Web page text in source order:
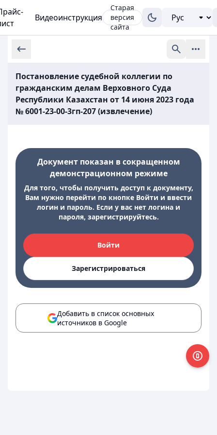
Видеоинструкция
Старая
версия
сайта
Постановление судебной коллегии по
гражданским делам Верховного Суда
Республики Казахстан от 14 июня 2023 года
№ 6001-23-00-3гп-207 (извлечение)
Документ показан в сокращенном
демонстрационном режиме
Для того, чтобы получить доступ к документу,
Вам нужно перейти по кнопке Войти и ввести
логин и пароль. Если у вас нет логина и
пароля, зарегистрируйтесь.
Войти
Зарегистрироваться
Добавить в список основных
источников в Google